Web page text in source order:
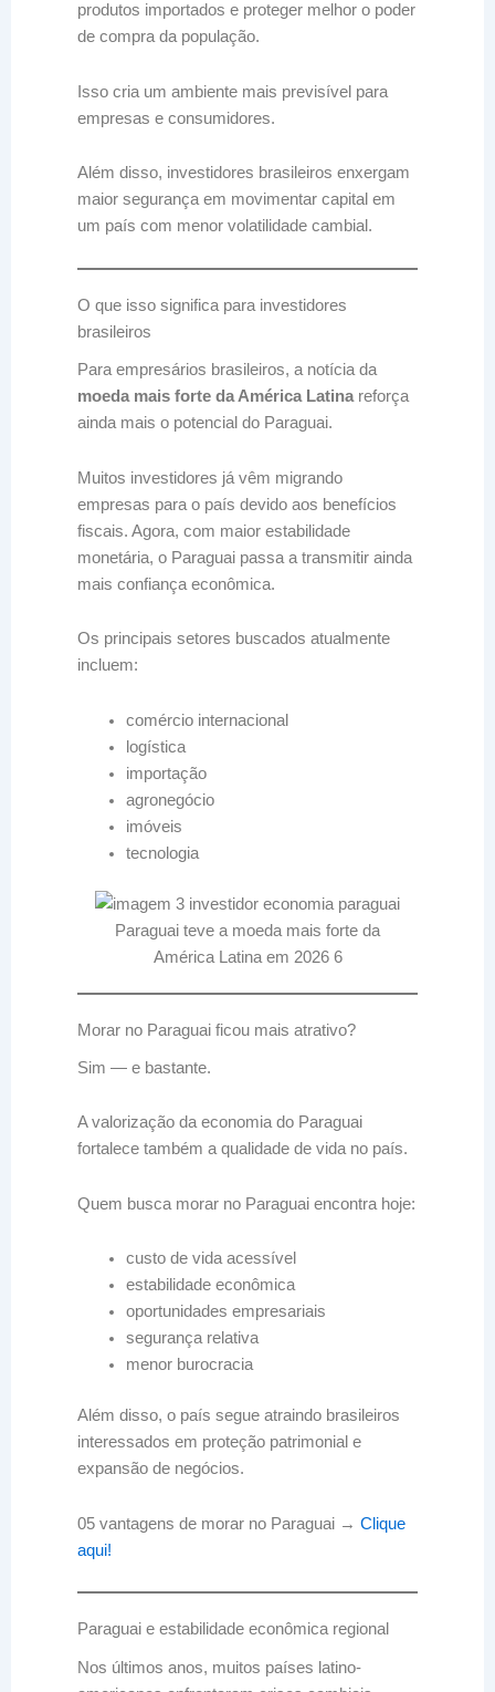
produtos importados e proteger melhor o poder
de compra da população.
Isso cria um ambiente mais previsível para
empresas e consumidores.
Além disso, investidores brasileiros enxergam
maior segurança em movimentar capital em
um país com menor volatilidade cambial.
O que isso significa para investidores
brasileiros
Para empresários brasileiros, a notícia da
moeda mais forte da América Latinareforça
ainda mais o potencial do Paraguai.
Muitos investidores já vêm migrando
empresas para o país devido aos benefícios
fiscais. Agora, com maior estabilidade
monetária, o Paraguai passa a transmitir ainda
mais confiança econômica.
Os principais setores buscados atualmente
incluem:
comércio internacional
logística
importação
agronegócio
imóveis
tecnologia
Paraguai teve a moeda mais forte da
América Latina em 2026 6
Morar no Paraguai ficou mais atrativo?
Sim — e bastante.
A valorização da economia do Paraguai
fortalece também a qualidade de vida no país.
Quem busca morar no Paraguai encontra hoje:
custo de vida acessível
estabilidade econômica
oportunidades empresariais
segurança relativa
menor burocracia
Além disso, o país segue atraindo brasileiros
interessados em proteção patrimonial e
expansão de negócios.
05 vantagens de morar no Paraguai → Clique
aqui!
Paraguai e estabilidade econômica regional
Nos últimos anos, muitos países latino-